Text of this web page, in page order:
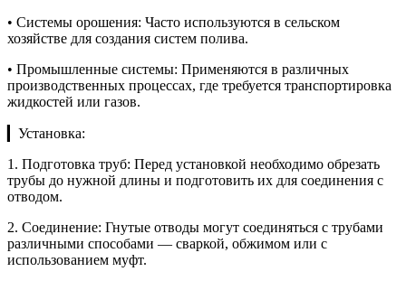
• Системы орошения: Часто используются в сельском
хозяйстве для создания систем полива.
• Промышленные системы: Применяются в различных
производственных процессах, где требуется транспортировка
жидкостей или газов.
▎Установка:
1. Подготовка труб: Перед установкой необходимо обрезать
трубы до нужной длины и подготовить их для соединения с
отводом.
2. Соединение: Гнутые отводы могут соединяться с трубами
различными способами — сваркой, обжимом или с
использованием муфт.